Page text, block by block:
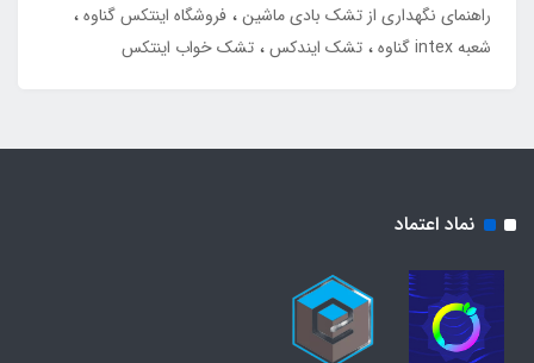
راهنمای نگهداری از تشک بادی ماشین فروشگاه اینتکس گناوه
شعبه intex گناوه
تشک ایندکس تشک خواب اینتکس
نماد اعتماد